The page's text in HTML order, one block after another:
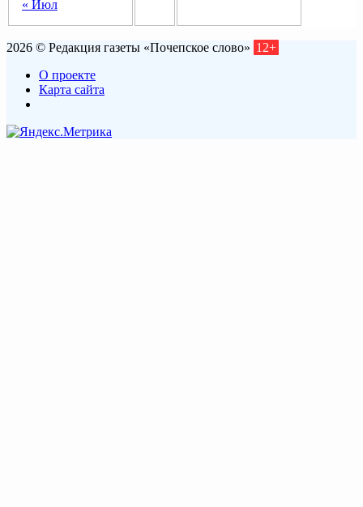
« Июл
2026 © Редакция газеты «Почепское слово» 12+
О проекте
Карта сайта